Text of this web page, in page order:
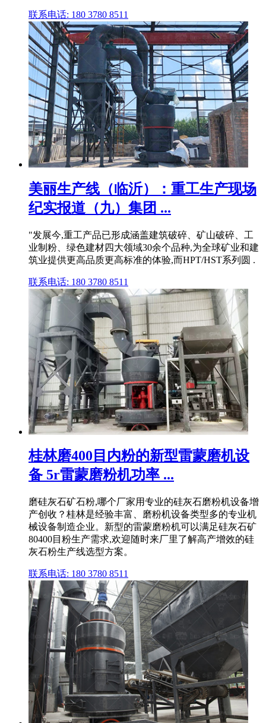
联系电话: 180 3780 8511
美丽生产线（临沂）：重工生产现场
纪实报道（九）集团 ...
"发展今,重工产品已形成涵盖建筑破碎、矿山破碎、工
业制粉、绿色建材四大领域30余个品种,为全球矿业和建
筑业提供更高品质更高标准的体验,而HPT/HST系列圆 .
联系电话: 180 3780 8511
桂林磨400目内粉的新型雷蒙磨机设
备 5r雷蒙磨粉机功率 ...
磨硅灰石矿石粉,哪个厂家用专业的硅灰石磨粉机设备增
产创收？桂林是经验丰富、磨粉机设备类型多的专业机
械设备制造企业。新型的雷蒙磨粉机可以满足硅灰石矿
80400目粉生产需求,欢迎随时来厂里了解高产增效的硅
灰石粉生产线选型方案。
联系电话: 180 3780 8511